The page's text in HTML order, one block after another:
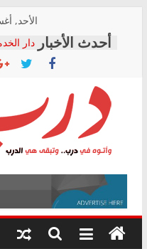
content
الأحد,
دار
بعد
فرحات
أين؟
حزب
في
ودعم
إنشاء
المجلس
متابعة
قرينة
درب
وأتوه
درب..
وتبقى
هي